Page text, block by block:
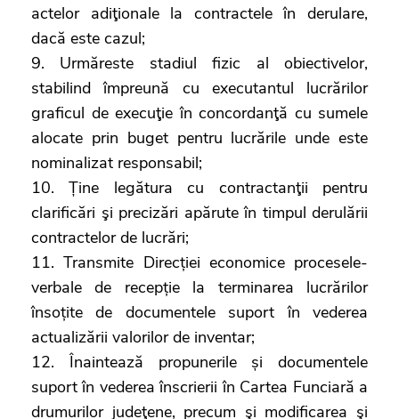
actelor adiţionale la contractele în derulare,
dacă este cazul;
9. Urmăreste stadiul fizic al obiectivelor,
stabilind împreună cu executantul lucrărilor
graficul de execuţie în concordanţă cu sumele
alocate prin buget pentru lucrările unde este
nominalizat responsabil;
10. Ține legătura cu contractanţii pentru
clarificări şi precizări apărute în timpul derulării
contractelor de lucrări;
11. Transmite Direcției economice procesele-
verbale de recepție la terminarea lucrărilor
însoțite de documentele suport în vederea
actualizării valorilor de inventar;
12. Înaintează propunerile și documentele
suport în vederea înscrierii în Cartea Funciară a
drumurilor judeţene, precum şi modificarea şi